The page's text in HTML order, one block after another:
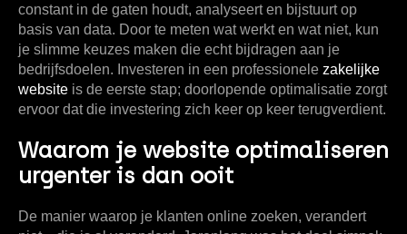
constant in de gaten houdt, analyseert en bijstuurt op
basis van data. Door te meten wat werkt en wat niet, kun
je slimme keuzes maken die echt bijdragen aan je
bedrijfsdoelen. Investeren in een professionele zakelijke
website is de eerste stap; doorlopende optimalisatie zorgt
ervoor dat die investering zich keer op keer terugverdient.
Waarom je website optimaliseren
urgenter is dan ooit
De manier waarop je klanten online zoeken, verandert